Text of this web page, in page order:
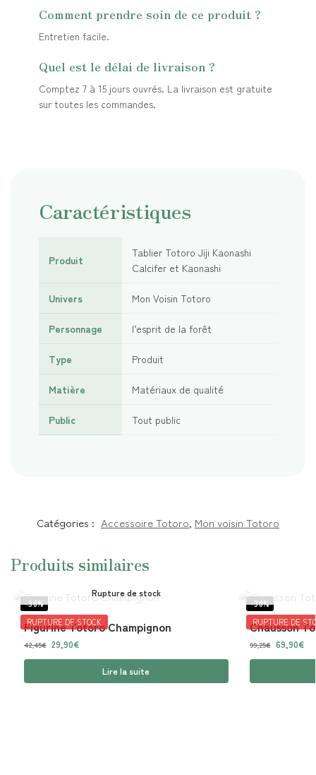
Comment prendre soin de ce produit ?
Entretien facile.
Quel est le délai de livraison ?
Comptez 7 à 15 jours ouvrés. La livraison est gratuite
sur toutes les commandes.
Caractéristiques
Produit
Tablier Totoro Jiji Kaonashi
Calcifer et Kaonashi
Univers Mon Voisin Totoro
Personnage l’esprit de la forêt
Type Produit
Matière Matériaux de qualité
Public Tout public
Catégories : Accessoire Totoro, Mon voisin Totoro
Produits similaires
-30%
RUPTURE DE STOCK
Rupture de stock
Figurine Totoro Champignon
42,45€ 29,90€
Lire la suite
-30%
RUPTURE DE
Chausson
99,25€ 69,90€